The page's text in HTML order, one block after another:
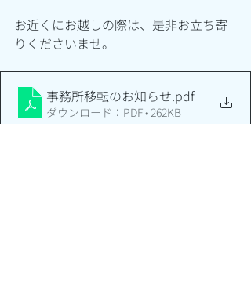
お近くにお越しの際は、是非お立ち寄
りくださいませ。
事務所移転のお知らせ.pdf
ダウンロード：PDF • 262KB